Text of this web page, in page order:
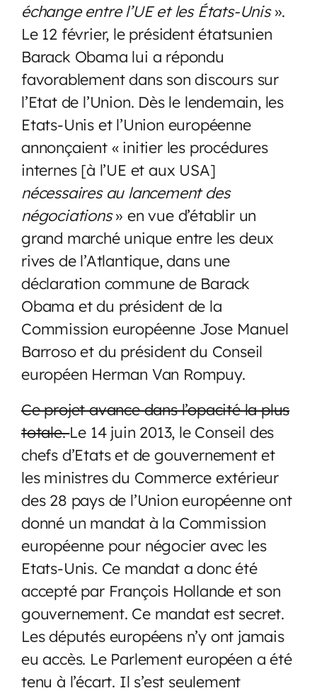
échange entre l’UE et les États-Unis».
Le 12 février, le président étatsunien
Barack Obama lui a répondu
favorablement dans son discours sur
l’Etat de l’Union. Dès le lendemain, les
Etats-Unis et l’Union européenne
annonçaient « initier les procédures
internes [à l’UE et aux USA]
nécessaires au lancement des
négociations» en vue d’établir un
grand marché unique entre les deux
rives de l’Atlantique, dans une
déclaration commune de Barack
Obama et du président de la
Commission européenne Jose Manuel
Barroso et du président du Conseil
européen Herman Van Rompuy.
Ce projet avance dans l’opacité la plus
totale.Le 14 juin 2013, le Conseil des
chefs d’Etats et de gouvernement et
les ministres du Commerce extérieur
des 28 pays de l’Union européenne ont
donné un mandat à la Commission
européenne pour négocier avec les
Etats-Unis. Ce mandat a donc été
accepté par François Hollande et son
gouvernement. Ce mandat est secret.
Les députés européens n’y ont jamais
eu accès. Le Parlement européen a été
tenu à l’écart. Il s’est seulement